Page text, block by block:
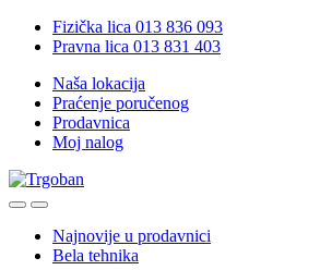
Skip
Skip
Fizička lica 013 836 093
Pravna lica 013 831 403
Naša lokacija
Praćenje poručenog
Prodavnica
Moj nalog
OpenClose
Najnovije u prodavnici
Bela tehnika